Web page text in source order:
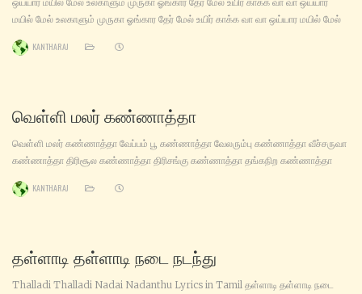
மயில் மேல் உலகாளும் முருகா ஓங்கார தேர் மேல் உயிர் காக்க வா வா ஒய்யார மயில் மேல்
தாவியே தகரேறும் ஷண்முகா வருக கூரிய வேலேந்தும் குகனே வருக சேவலின்
KANTHARAJ
வெள்ளி மலர் கண்ணாத்தா
வெள்ளி மலர் கண்ணாத்தா வேப்பம் பூ கண்ணாத்தா வேலரும்பு கண்ணாத்தா வீச்சருவா
கண்ணாத்தா திரிசூல கண்ணாத்தா திரிசங்கு கண்ணாத்தா தங்கநிற கண்ணாத்தா
ஆத்தா கண்ணாத்தா என்னை நீ பாத்தா கவலை எல்லாம் தீர்ந்து விடும் ஆத்தா பூவா
KANTHARAJ
தள்ளாடி தள்ளாடி நடை நடந்து
Thalladi Thalladi Nadai Nadanthu Lyrics in Tamil தள்ளாடி தள்ளாடி நடை